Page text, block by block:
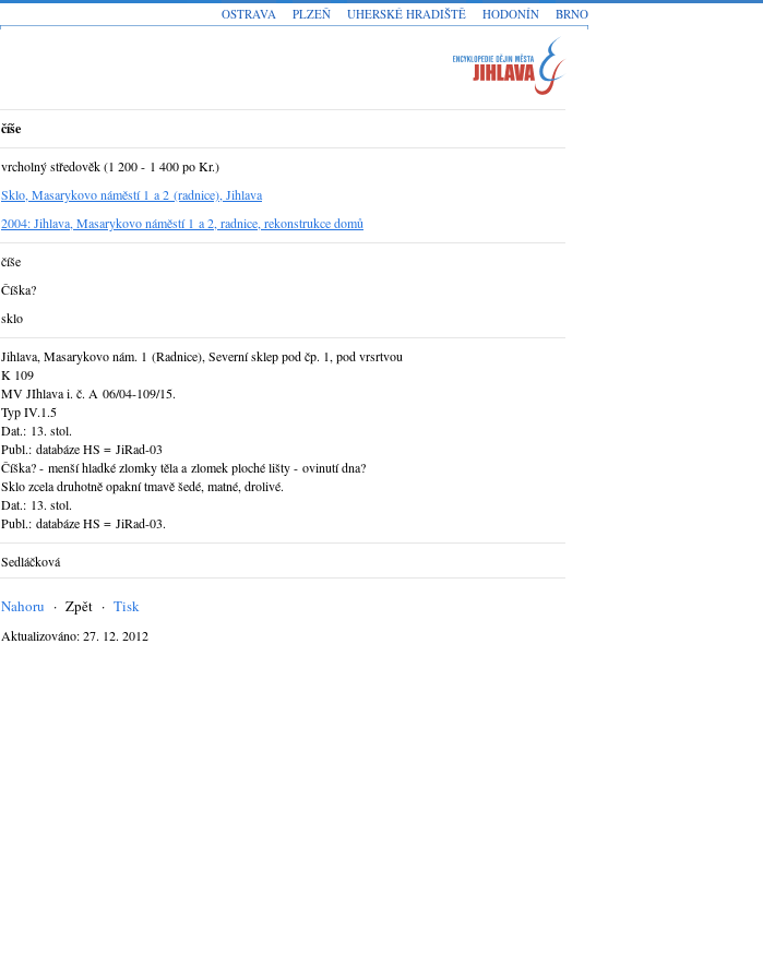
číše
vrcholný středověk (1 200 - 1 400 po Kr.)
Sklo, Masarykovo náměstí 1 a 2 (radnice), Jihlava
2004: Jihlava, Masarykovo náměstí 1 a 2, radnice, rekonstrukce domů
číše
Číška?
sklo
Jihlava, Masarykovo nám. 1 (Radnice), Severní sklep pod čp. 1, pod vrsrtvou
K 109
MV JIhlava i. č. A 06/04-109/15.
Typ IV.1.5
Dat.: 13. stol.
Publ.: databáze HS = JiRad-03
Číška? - menší hladké zlomky těla a zlomek ploché lišty - ovinutí dna?
Sklo zcela druhotně opakní tmavě šedé, matné, drolivé.
Dat.: 13. stol.
Publ.: databáze HS = JiRad-03.
Sedláčková
Nahoru · Zpět · Tisk
Aktualizováno: 27. 12. 2012
BRNO
HODONÍN
UHERSKÉ HRADIŠTĚ
PLZEŇ
OSTRAVA